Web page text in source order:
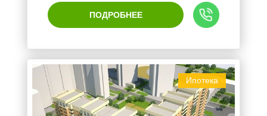
ПОДРОБНЕЕ
Ипотека